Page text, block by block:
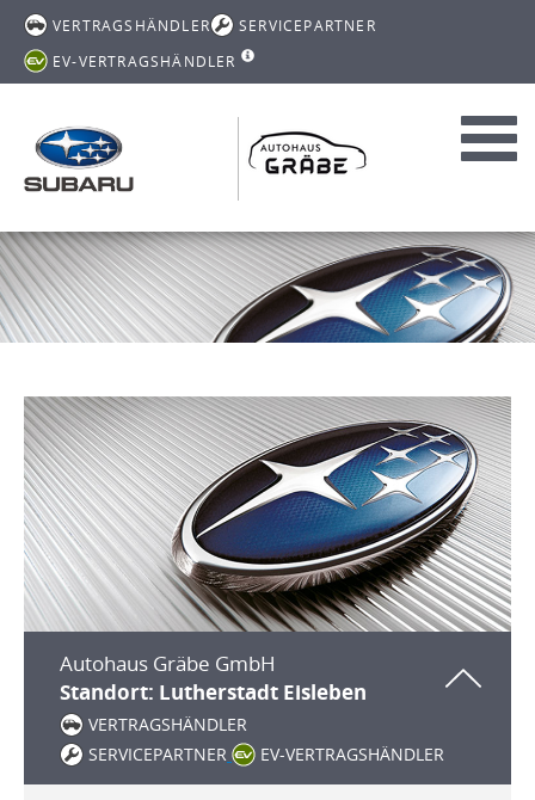
VERTRAGSHÄNDLER
SERVICEPARTNER
EV-VERTRAGSHÄNDLER
Autohaus Gräbe GmbH
Standort: Lutherstadt Eisleben
VERTRAGSHÄNDLER
SERVICEPARTNER
EV-VERTRAGSHÄNDLER